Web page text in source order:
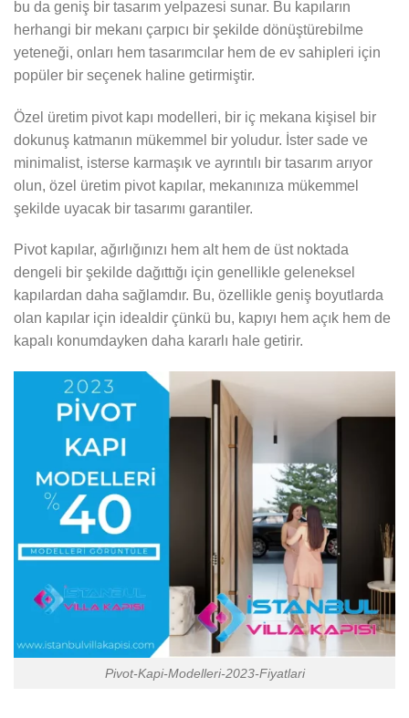
bu da geniş bir tasarım yelpazesi sunar. Bu kapıların
herhangi bir mekanı çarpıcı bir şekilde dönüştürebilme
yeteneği, onları hem tasarımcılar hem de ev sahipleri için
popüler bir seçenek haline getirmiştir.
Özel üretim pivot kapı modelleri, bir iç mekana kişisel bir
dokunuş katmanın mükemmel bir yoludur. İster sade ve
minimalist, isterse karmaşık ve ayrıntılı bir tasarım arıyor
olun, özel üretim pivot kapılar, mekanınıza mükemmel
şekilde uyacak bir tasarımı garantiler.
Pivot kapılar, ağırlığınızı hem alt hem de üst noktada
dengeli bir şekilde dağıttığı için genellikle geleneksel
kapılardan daha sağlamdır. Bu, özellikle geniş boyutlarda
olan kapılar için idealdir çünkü bu, kapıyı hem açık hem de
kapalı konumdayken daha kararlı hale getirir.
Pivot-Kapi-Modelleri-2023-Fiyatlari